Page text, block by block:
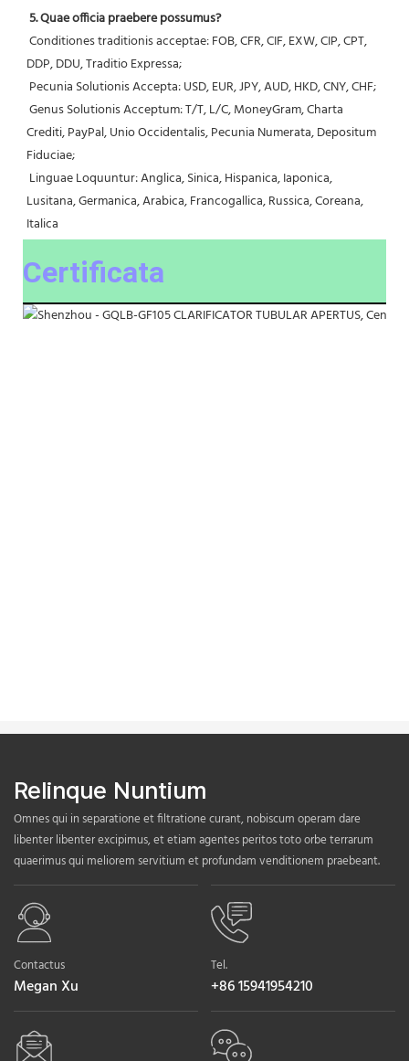
5. Quae officia praebere possumus?
DDP, DDU, Traditio Expressa;
Pecunia Solutionis Accepta: USD, EUR, JPY, AUD, HKD, CNY, CHF;
Crediti, PayPal, Unio Occidentalis, Pecunia Numerata, Depositum
Fiduciae;
Lusitana, Germanica, Arabica, Francogallica, Russica, Coreana,
Italica
Certificata
Relinque Nuntium
Omnes qui in separatione et filtratione curant, nobiscum operam dare
libenter libenter excipimus, et etiam agentes peritos toto orbe terrarum
quaerimus qui meliorem servitium et profundam venditionem praebeant.
Contactus
Megan Xu
Tel.
+86 15941954210